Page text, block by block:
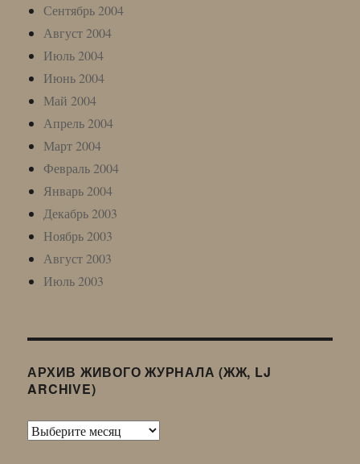
Сентябрь 2004
Август 2004
Июль 2004
Июнь 2004
Май 2004
Апрель 2004
Март 2004
Февраль 2004
Январь 2004
Декабрь 2003
Ноябрь 2003
Август 2003
Июль 2003
АРХИВ ЖИВОГО ЖУРНАЛА (ЖЖ, LJ
ARCHIVE)
Архив